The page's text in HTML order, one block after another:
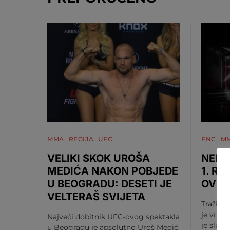
MMA REGIJA UFC
VELIKI SKOK UROŠA
MEDIĆA NAKON POBJEDE
U BEOGRADU: DESETI JE
VELTERAŠ SVIJETA
Najveći dobitnik UFC-ovog spektakla
u Beogradu je apsolutno Uroš Medić.
FNC
1.
OV
Tražili
je
je